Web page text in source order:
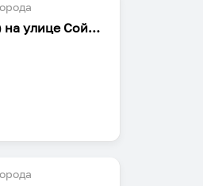
Tolstoy Apart (Толстой Апарт) на улице Сойфера